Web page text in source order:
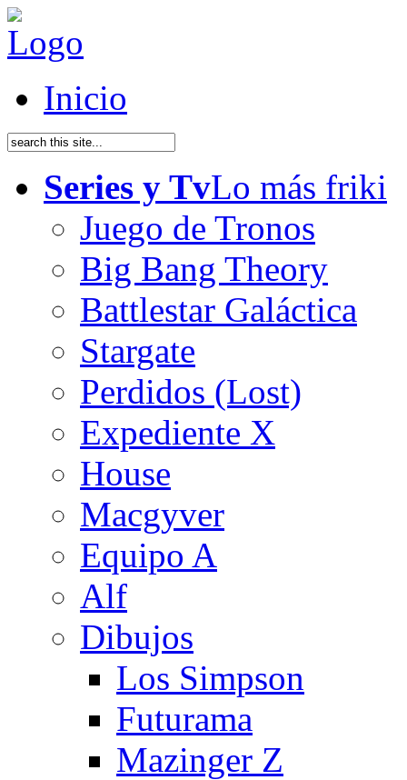
Inicio
Series y TvLo más friki
Juego de Tronos
Big Bang Theory
Battlestar Galáctica
Stargate
Perdidos (Lost)
Expediente X
House
Macgyver
Equipo A
Alf
Dibujos
Los Simpson
Futurama
Mazinger Z